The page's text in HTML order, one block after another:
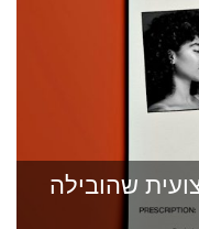
שהובילה